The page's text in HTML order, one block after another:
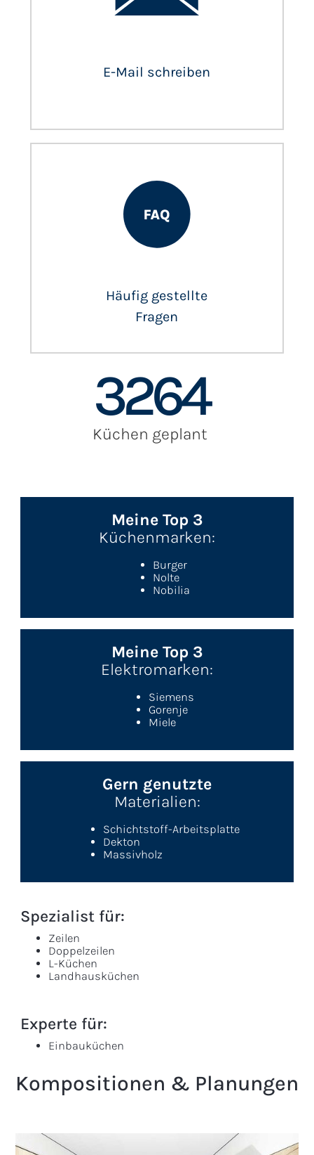
E-Mail schreiben
Häufig gestellte
Fragen
3264
Küchen geplant
Meine Top 3
Küchenmarken:
Burger
Nolte
Nobilia
Meine Top 3
Elektromarken:
Siemens
Gorenje
Miele
Gern genutzte
Materialien:
Schichtstoff-Arbeitsplatte
Dekton
Massivholz
Spezialist für:
Zeilen
Doppelzeilen
L-Küchen
Landhausküchen
Experte für:
Einbauküchen
Kompositionen & Planungen